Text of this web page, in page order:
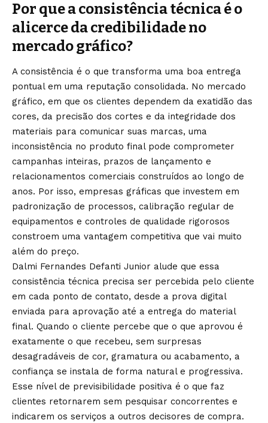
Por que a consistência técnica é o
alicerce da credibilidade no
mercado gráfico?
A consistência é o que transforma uma boa entrega
pontual em uma reputação consolidada. No mercado
gráfico, em que os clientes dependem da exatidão das
cores, da precisão dos cortes e da integridade dos
materiais para comunicar suas marcas, uma
inconsistência no produto final pode comprometer
campanhas inteiras, prazos de lançamento e
relacionamentos comerciais construídos ao longo de
anos. Por isso, empresas gráficas que investem em
padronização de processos, calibração regular de
equipamentos e controles de qualidade rigorosos
constroem uma vantagem competitiva que vai muito
além do preço.
Dalmi Fernandes Defanti Junior alude que essa
consistência técnica precisa ser percebida pelo cliente
em cada ponto de contato, desde a prova digital
enviada para aprovação até a entrega do material
final. Quando o cliente percebe que o que aprovou é
exatamente o que recebeu, sem surpresas
desagradáveis de cor, gramatura ou acabamento, a
confiança se instala de forma natural e progressiva.
Esse nível de previsibilidade positiva é o que faz
clientes retornarem sem pesquisar concorrentes e
indicarem os serviços a outros decisores de compra.